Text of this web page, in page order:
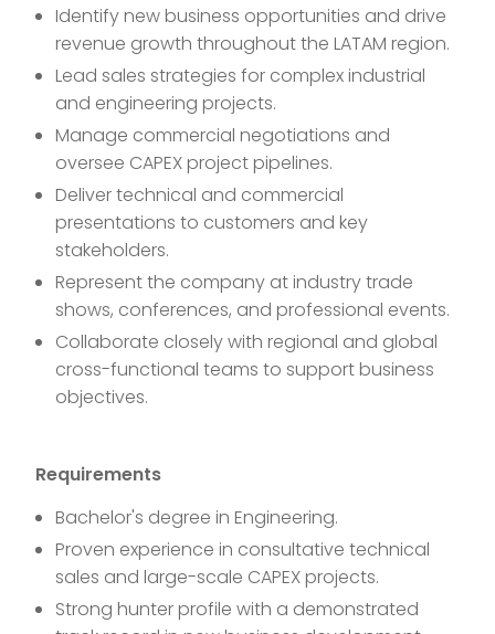
Identify new business opportunities and drive
revenue growth throughout the LATAM region.
Lead sales strategies for complex industrial
and engineering projects.
Manage commercial negotiations and
oversee CAPEX project pipelines.
Deliver technical and commercial
presentations to customers and key
stakeholders.
Represent the company at industry trade
shows, conferences, and professional events.
Collaborate closely with regional and global
cross-functional teams to support business
objectives.
Requirements
Bachelor's degree in Engineering.
Proven experience in consultative technical
sales and large-scale CAPEX projects.
Strong hunter profile with a demonstrated